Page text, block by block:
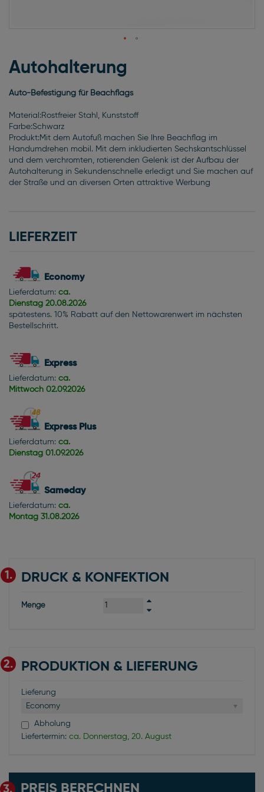
Anfang
der
springen
Autohalterung
Auto-Befestigung für Beachflags
Material:Rostfreier Stahl, Kunststoff
Farbe:Schwarz
Produkt:Mit dem Autofuß machen Sie Ihre Beachflag im
Handumdrehen mobil. Mit dem inkludierten Sechskantschlüssel
und dem verchromten, rotierenden Gelenk ist der Aufbau der
Autohalterung in Sekundenschnelle erledigt und Sie machen auf
der Straße und an diversen Orten attraktive Werbung
LIEFERZEIT
Economy
Lieferdatum: ca.
Dienstag 20.08.2026
spätestens. 10% Rabatt auf den Nettowarenwert im nächsten
Bestellschritt.
Express
Lieferdatum: ca.
Mittwoch 02.09.2026
Express Plus
Lieferdatum: ca.
Dienstag 01.09.2026
Sameday
Lieferdatum: ca.
Montag 31.08.2026
1. DRUCK & KONFEKTION
Menge
2. PRODUKTION & LIEFERUNG
Lieferung
Economy
Abholung
Liefertermin: ca. Donnerstag, 20. August
3. PREIS BERECHNEN